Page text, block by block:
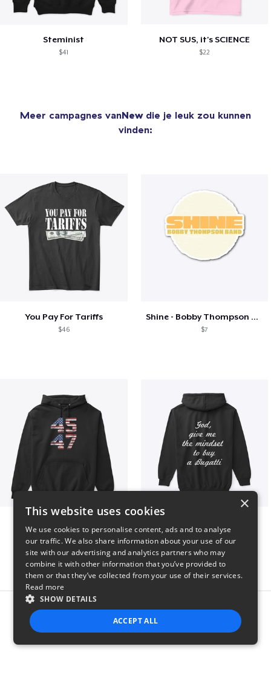
Steminist
$41
NOT SUS, it's SCIENCE
$22
Meer campagnes vanNewdie je leuk zou kunnen
vinden:
You Pay For Tariffs
$46
Shine - Bobby Thompson Band Merch
$7
Report this product
×
This website uses cookies
We use cookies to personalise content, ads and to analyse
our traffic. We also share information about your use of our
site with our advertising and analytics partners who may
combine it with other information that you’ve provided to
them or that they’ve collected from your use of their services.
Read more
SHOW DETAILS
ACCEPT ALL
STRICTLY NECESSARY PERFORMANCE